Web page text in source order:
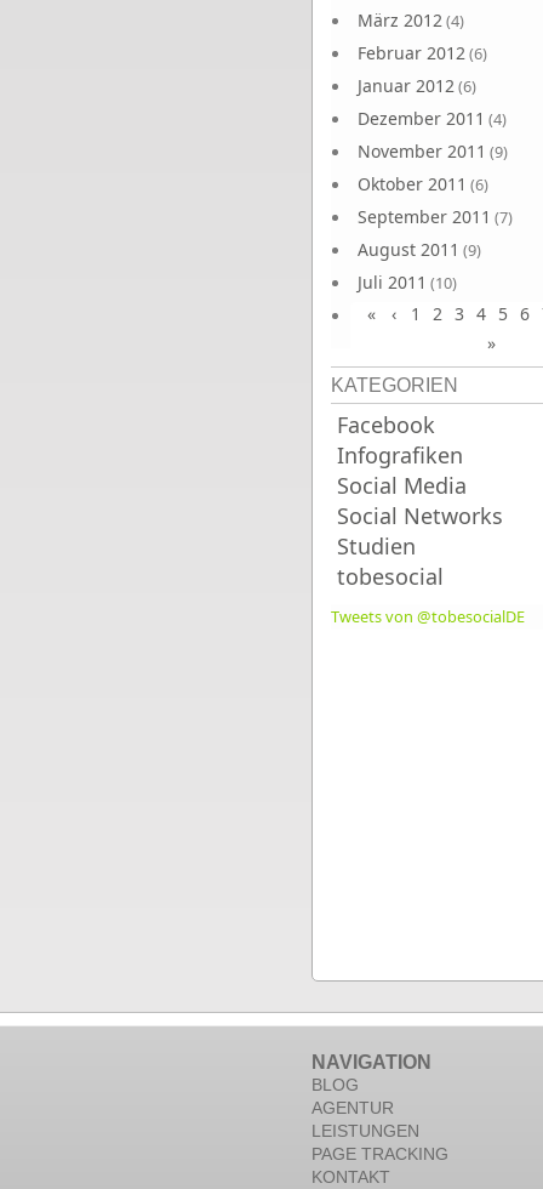
März 2012(4)
Februar 2012(6)
Januar 2012(6)
Dezember 2011 (4)
November 2011 (9)
Oktober 2011 (6)
September 2011 (7)
August 2011 (9)
Juli 2011 (10)
Juni 2011(9)
« ‹ 1 2 3 4 5 6
»
KATEGORIEN
Facebook
Infografiken
Social Media
Social Networks
Studien
tobesocial
Tweets von @tobesocialDE
NAVIGATION
BLOG
AGENTUR
LEISTUNGEN
PAGE TRACKING
KONTAKT